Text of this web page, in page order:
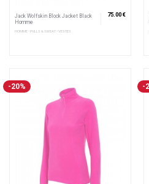
Jack Wolfskin Block Jacket Black
Homme
HOMME • PULLS & SWEAT • VESTES
75.00 €
-20% -